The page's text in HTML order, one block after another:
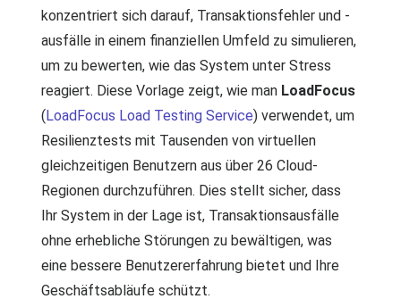
konzentriert sich darauf, Transaktionsfehler und -
ausfälle in einem finanziellen Umfeld zu simulieren,
um zu bewerten, wie das System unter Stress
reagiert. Diese Vorlage zeigt, wie man LoadFocus
(LoadFocus Load Testing Service) verwendet, um
Resilienztests mit Tausenden von virtuellen
gleichzeitigen Benutzern aus über 26 Cloud-
Regionen durchzuführen. Dies stellt sicher, dass
Ihr System in der Lage ist, Transaktionsausfälle
ohne erhebliche Störungen zu bewältigen, was
eine bessere Benutzererfahrung bietet und Ihre
Geschäftsabläufe schützt.